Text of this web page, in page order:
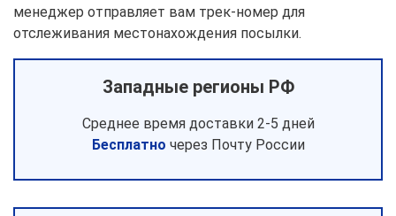
менеджер отправляет вам трек-номер для
отслеживания местонахождения посылки.
Западные регионы РФ
Среднее время доставки 2-5 дней
Бесплатно через Почту России